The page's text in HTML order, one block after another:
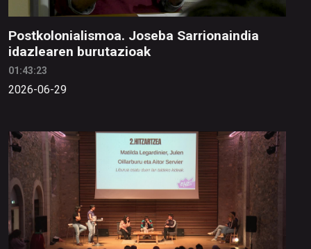
Postkolonialismoa. Joseba Sarrionaindia
idazlearen burutazioak
01:43:23
2026-06-29